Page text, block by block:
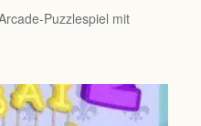
Puzzlespiel mit